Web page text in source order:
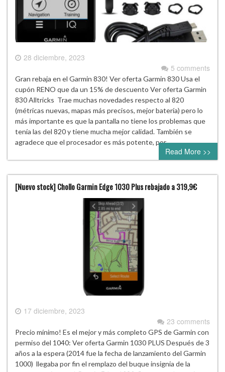
28 diciembre, 2023
5 comments
Gran rebaja en el Garmin 830! Ver oferta Garmin 830 Usa el
cupón RENO que da un 15% de descuento Ver oferta Garmin
830 Alltricks Trae muchas novedades respecto al 820
(métricas nuevas, mapas más precisos, mejor batería) pero lo
más importante es que la pantalla no tiene los problemas que
tenía las del 820 y tiene mucha mejor calidad. También se
agradece que el procesador es más potente, por…
Read More >>
[Nuevo stock] Chollo Garmin Edge 1030 Plus rebajado a 319,9€
17 diciembre, 2023
23 comments
Precio mínimo! Es el mejor y más completo GPS de Garmin con
permiso del 1040: Ver oferta Garmin 1030 PLUS Después de 3
años a la espera (2014 fue la fecha de lanzamiento del Garmin
1000) llegaba por fin el remplazo del buque insignia de la